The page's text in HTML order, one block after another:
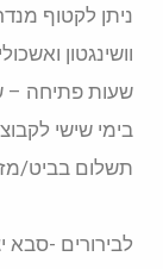
ניתן לקטוף
וושינגטון
שעות פתיחה – שבת
בימי שישי
תשלום בביט/
לבירורים -סבא